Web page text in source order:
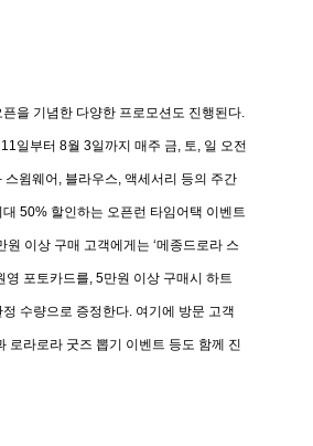
픈을 기념한 다양한 프로모션도 진행된다.
11일부터 8월 3일까지 매주 금, 토, 일 오전
스윔웨어 , 블라우스, 액세서리 등의 주간
대 50% 할인하는 오픈런 타임어택 이벤트
원 이상 구매 고객에게는 ‘메종드로라 스
영 포토카드를, 5만원 이상 구매시 하트
정 수량으로 증정한다. 여기에 방문 고객
로라로라 굿즈 뽑기 이벤트 등도 함께 진